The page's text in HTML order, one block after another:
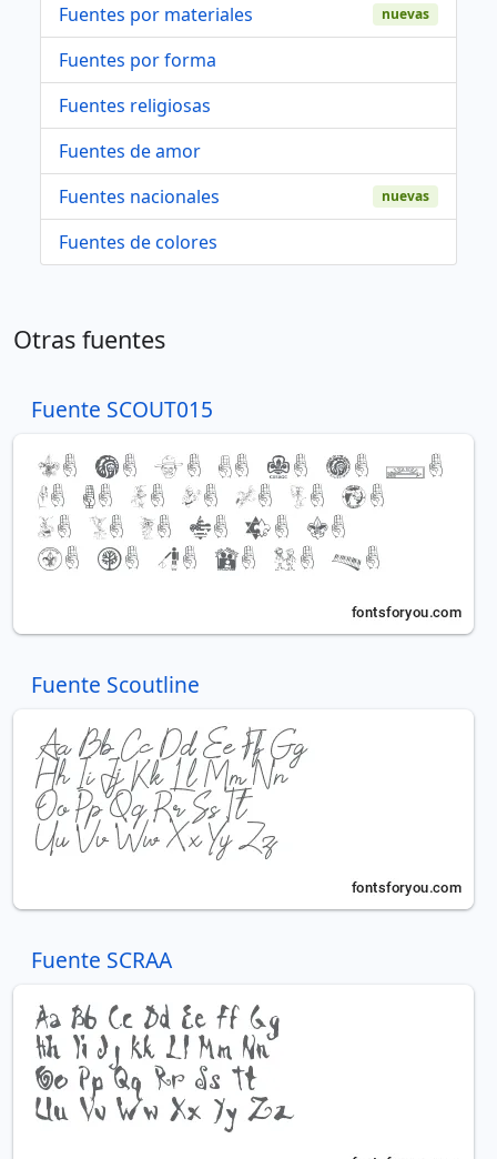
Fuentes por materiales
nuevas
Fuentes por forma
Fuentes religiosas
Fuentes de amor
Fuentes nacionales
nuevas
Fuentes de colores
Otras fuentes
Fuente SCOUT015
Fuente Scoutline
Fuente SCRAA